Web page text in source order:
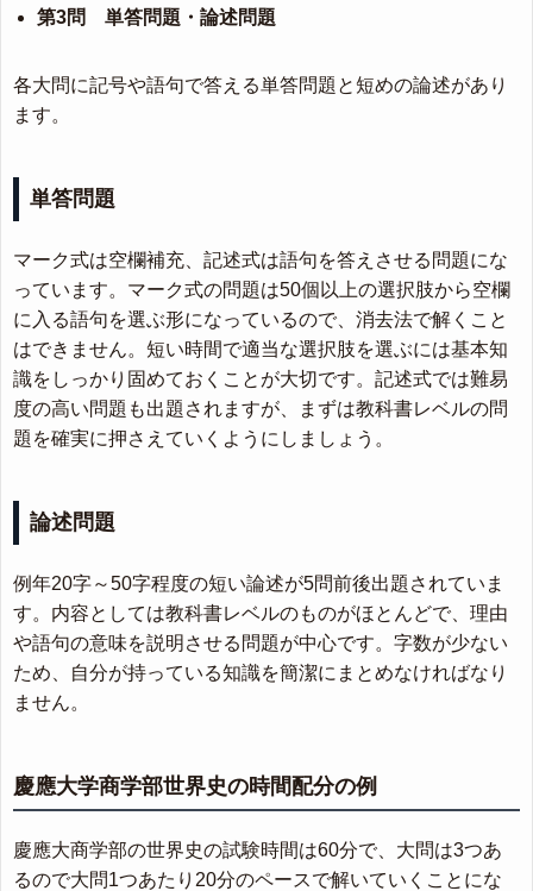
第3問 単答問題・論述問題
各大問に記号や語句で答える単答問題と短めの論述があり
ます。
単答問題
マーク式は空欄補充、記述式は語句を答えさせる問題にな
っています。マーク式の問題は50個以上の選択肢から空欄
に入る語句を選ぶ形になっているので、消去法で解くこと
はできません。短い時間で適当な選択肢を選ぶには基本知
識をしっかり固めておくことが大切です。記述式では難易
度の高い問題も出題されますが、まずは教科書レベルの問
題を確実に押さえていくようにしましょう。
論述問題
例年20字～50字程度の短い論述が5問前後出題されていま
す。内容としては教科書レベルのものがほとんどで、理由
や語句の意味を説明させる問題が中心です。字数が少ない
ため、自分が持っている知識を簡潔にまとめなければなり
ません。
慶應大学商学部世界史の時間配分の例
慶應大商学部の世界史の試験時間は60分で、大問は3つあ
るので大問1つあたり20分のペースで解いていくことにな